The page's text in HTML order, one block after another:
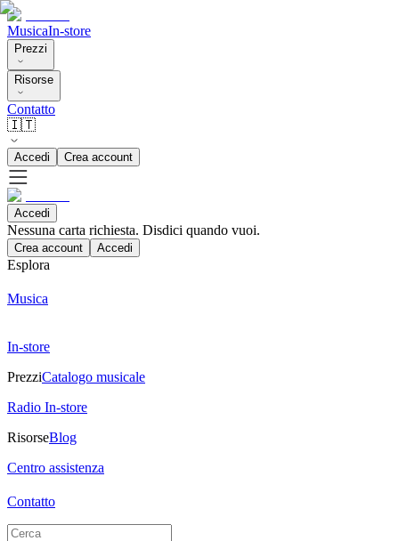
MusicaIn-store
Prezzi
Risorse
Contatto
🇮🇹
Accedi Crea account
Accedi
Nessuna carta richiesta. Disdici quando vuoi.
Crea account Accedi
Esplora
Musica
In-store
PrezziCatalogo musicale
Radio In-store
RisorseBlog
Centro assistenza
Contatto